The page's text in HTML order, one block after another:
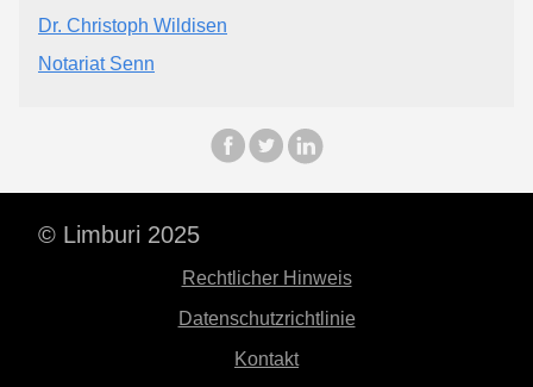
Dr. Christoph Wildisen
Notariat Senn
© Limburi 2025
Rechtlicher Hinweis
Datenschutzrichtlinie
Kontakt